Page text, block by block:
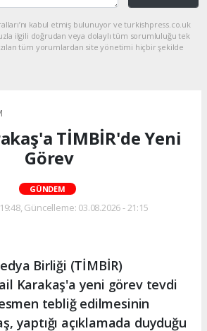
kabul etmiş bulunuyor ve turkishpress.co.uk
ilgili doğrudan veya dolaylı tüm sorumluluğu tek
tüm yorumlardan site yönetimi hiçbir şekilde
TİMBİR'de Yeni
Görev
GÜNDEM
Güncelleme: 03.08.2026 - 21:15
Birliği (TİMBİR)
Karakaş'a yeni görev tevdi
tebliğ edilmesinin
yaptığı açıklamada duyduğu